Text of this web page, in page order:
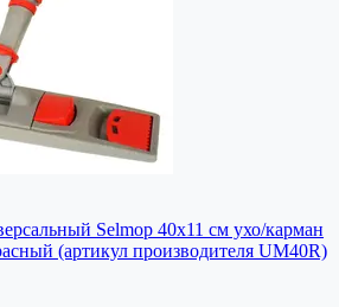
Selmop 40х11 см ухо/карман
(артикул производителя UM40R)